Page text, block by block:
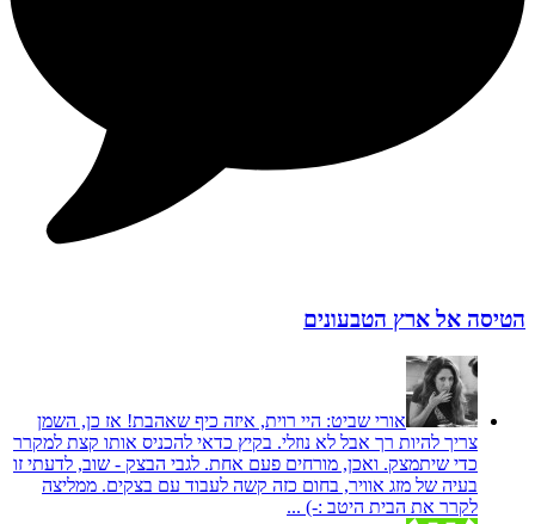
הטיסה אל ארץ הטבעונים
אורי שביט: היי רוית, איזה כיף שאהבת! אז כן, השמן
צריך להיות רך אבל לא נוזלי. בקיץ כדאי להכניס אותו קצת למקרר
כדי שיתמצק. ואכן, מורחים פעם אחת. לגבי הבצק - שוב, לדעתי זו
בעיה של מזג אוויר, בחום כזה קשה לעבוד עם בצקים. ממליצה
לקרר את הבית היטב :-) ...